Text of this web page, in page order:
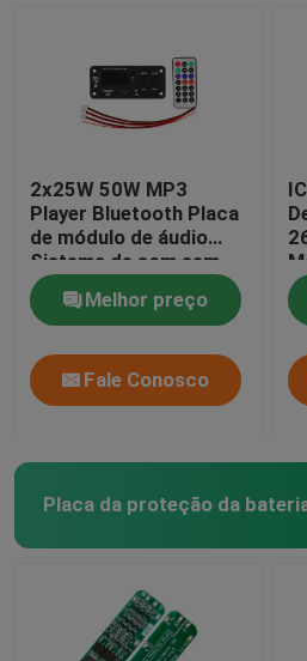
2x25W 50W MP3
Player Bluetooth Placa
de módulo de áudio
Sistema de som sem
fio com controle
remotoMelhor preço
Fale Conosco
Placa da proteção da